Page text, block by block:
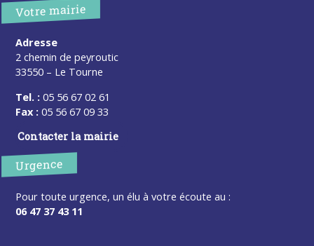
Votre mairie
Adresse
2 chemin de peyroutic
33550 – Le Tourne
Tel. : 05 56 67 02 61
Fax : 05 56 67 09 33
Contacter la mairie
Urgence
Pour toute urgence, un élu à votre écoute au :
06 47 37 43 11